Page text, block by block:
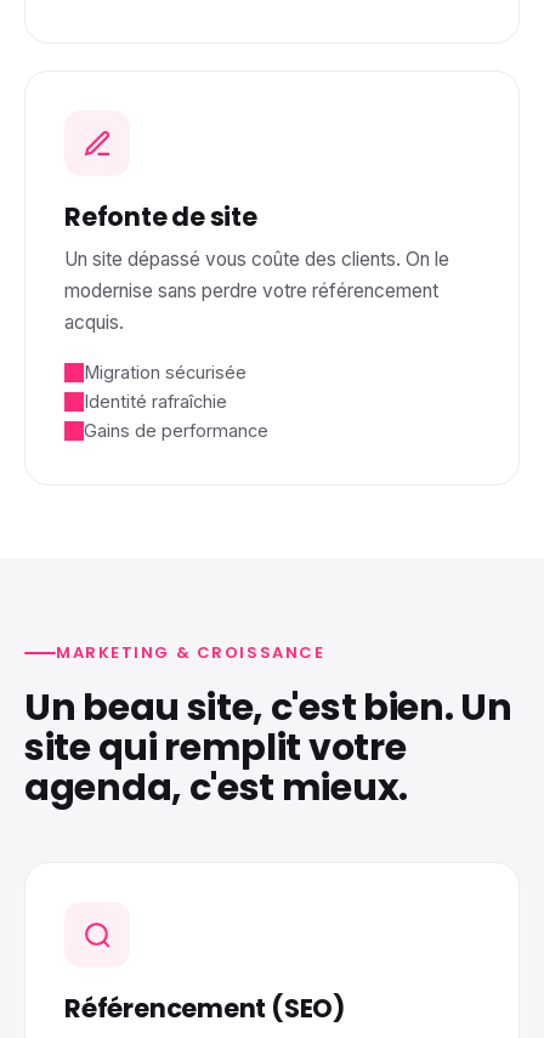
Refonte de site
Un site dépassé vous coûte des clients. On le
modernise sans perdre votre référencement
acquis.
Migration sécurisée
Identité rafraîchie
Gains de performance
MARKETING & CROISSANCE
Un beau site, c'est bien. Un
site qui remplit votre
agenda, c'est mieux.
Référencement (SEO)